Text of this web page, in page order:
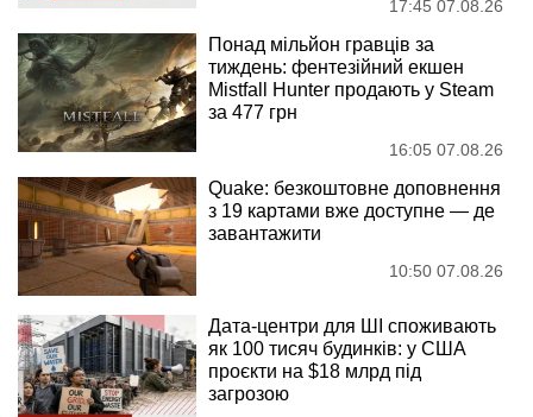
17:45 07.08.26
Понад мільйон гравців за
тиждень: фентезійний екшен
Mistfall Hunter продають у Steam
за 477 грн
16:05 07.08.26
Quake: безкоштовне доповнення
з 19 картами вже доступне — де
завантажити
10:50 07.08.26
Дата-центри для ШІ споживають
як 100 тисяч будинків: у США
проєкти на $18 млрд під
загрозою